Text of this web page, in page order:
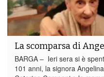
La scomparsa di
BARGA – Ieri sera si è
101 anni, la signora